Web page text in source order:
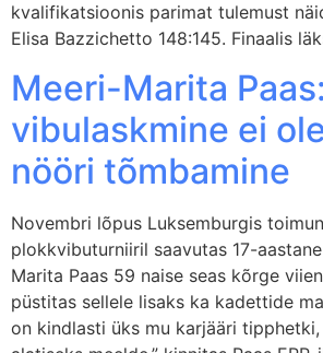
kvalifikatsioonis parimat tulemust
Elisa Bazzichetto 148:145. Finaalis
Meeri-Marita Paas:
vibulaskmine ei
nööri tõmbamine
Novembri lõpus Luksemburgis
plokkvibuturniiril saavutas 17-
Marita Paas 59 naise seas kõrge
püstitas sellele lisaks ka kadettide
on kindlasti üks mu karjääri